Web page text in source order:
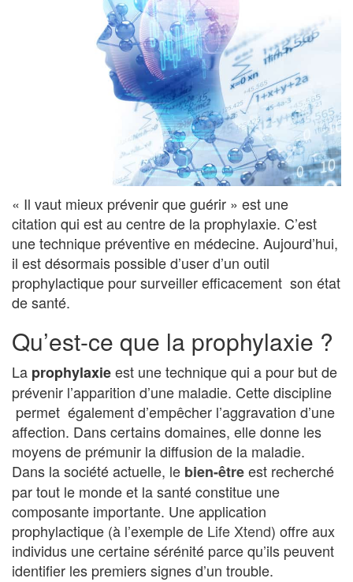
« Il vaut mieux prévenir que guérir » est une
citation qui est au centre de la prophylaxie. C’est
une technique préventive en médecine. Aujourd’hui,
il est désormais possible d’user d’un outil
prophylactique pour surveiller efficacement son état
de santé.
Qu’est-ce que la prophylaxie ?
La prophylaxieest une technique qui a pour but de
prévenir l’apparition d’une maladie. Cette discipline
permet également d’empêcher l’aggravation d’une
affection. Dans certains domaines, elle donne les
moyens de prémunir la diffusion de la maladie.
Dans la société actuelle, le bien-êtreest recherché
par tout le monde et la santé constitue une
composante importante. Une application
prophylactique (à l’exemple de Life Xtend) offre aux
individus une certaine sérénité parce qu’ils peuvent
identifier les premiers signes d’un trouble.